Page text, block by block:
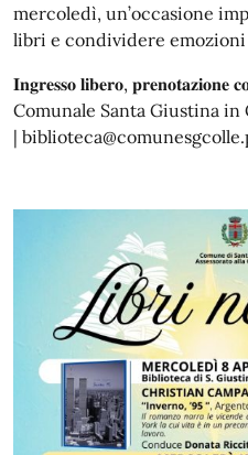
mercoledì, un’occasione
libri e condividere
𝐈𝐧𝐠𝐫𝐞𝐬𝐬𝐨 𝐥𝐢𝐛𝐞𝐫𝐨, 𝐩𝐫𝐞𝐧𝐨𝐭𝐚𝐳𝐢𝐨𝐧𝐞
Comunale Santa Giustina
|